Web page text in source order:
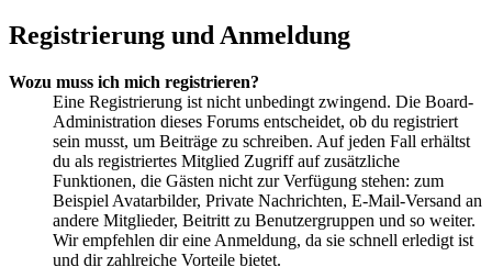
Registrierung und Anmeldung
Wozu muss ich mich registrieren?
Eine Registrierung ist nicht unbedingt zwingend. Die Board-
Administration dieses Forums entscheidet, ob du registriert
sein musst, um Beiträge zu schreiben. Auf jeden Fall erhältst
du als registriertes Mitglied Zugriff auf zusätzliche
Funktionen, die Gästen nicht zur Verfügung stehen: zum
Beispiel Avatarbilder, Private Nachrichten, E-Mail-Versand an
andere Mitglieder, Beitritt zu Benutzergruppen und so weiter.
Wir empfehlen dir eine Anmeldung, da sie schnell erledigt ist
und dir zahlreiche Vorteile bietet.